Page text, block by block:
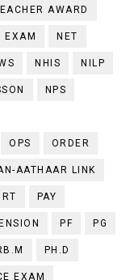
AWARD
EXAM NET
NHIS NILP
NPS
OPS ORDER
AATHAAR LINK
PAY
PF PG
PH.D
EXAM